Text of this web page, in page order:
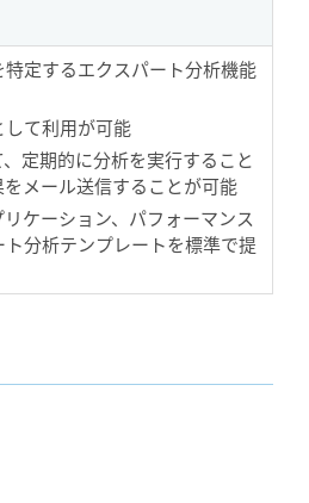
定するエクスパート分析機能
て利用が可能
定期的に分析を実行すること
メール送信することが可能
ケーション、パフォーマンス
分析テンプレートを標準で提